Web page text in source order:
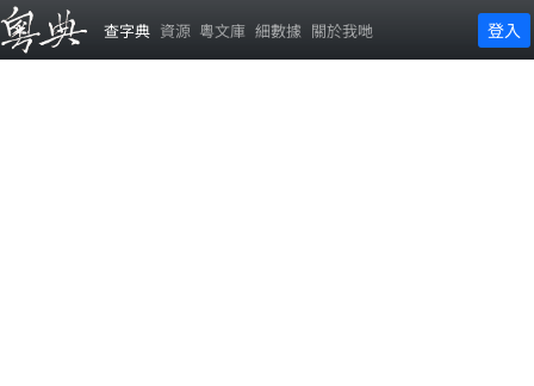
查字典 資源 粵文庫 細數據 關於我哋 登入